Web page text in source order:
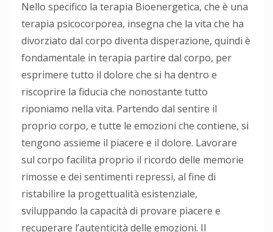
Nello specifico la terapia Bioenergetica, che è una
terapia psicocorporea, insegna che la vita che ha
divorziato dal corpo diventa disperazione, quindi è
fondamentale in terapia partire dal corpo, per
esprimere tutto il dolore che si ha dentro e
riscoprire la fiducia che nonostante tutto
riponiamo nella vita. Partendo dal sentire il
proprio corpo, e tutte le emozioni che contiene, si
tengono assieme il piacere e il dolore. Lavorare
sul corpo facilita proprio il ricordo delle memorie
rimosse e dei sentimenti repressi, al fine di
ristabilire la progettualità esistenziale,
sviluppando la capacità di provare piacere e
recuperare l’autenticità delle emozioni. Il